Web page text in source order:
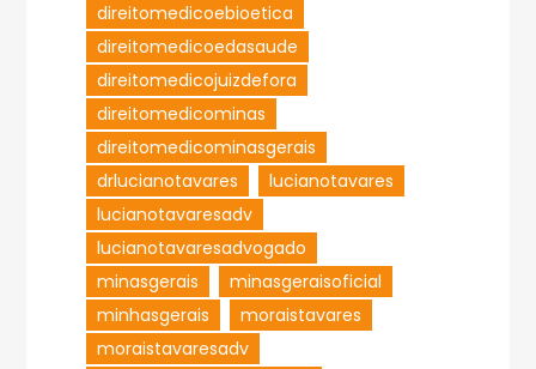
direitomedicoebioetica
direitomedicoedasaude
direitomedicojuizdefora
direitomedicominas
direitomedicominasgerais
drlucianotavares
lucianotavares
lucianotavaresadv
lucianotavaresadvogado
minasgerais
minasgeraisoficial
minhasgerais
moraistavares
moraistavaresadv